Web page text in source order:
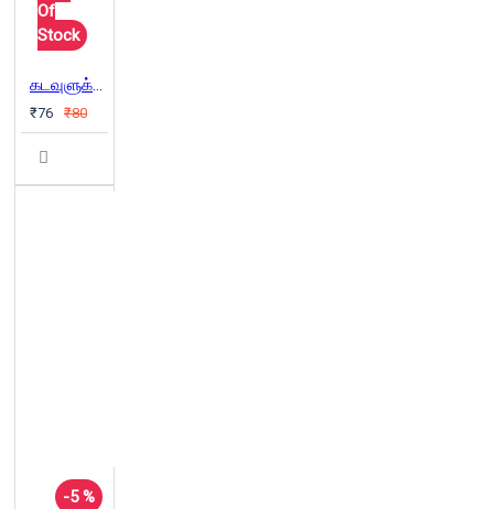
Of
Stock
கடவுளுக்கும் முன்பிருந்தே உலகம் இருக்கிறது
₹76 ₹80
-5 %